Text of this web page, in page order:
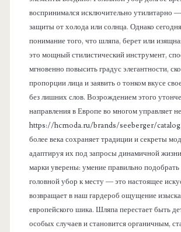
воспринимался исключительно утилитарно —
защиты от холода или солнца. Однако
понимание того, что шляпа, берет или
это мощный стилистический инструмент,
мгновенно повысить градус элегантности,
пропорции лица и заявить о тонком вкусе
без лишних слов. Возрождением этого
направления в Европе во многом управляет
https://hcmoda.ru/brands/seeberger/
более века сохраняет традиции и секреты
адаптируя их под запросы динамичной
марки уверены: умение правильно подобрать
головной убор к месту — это настоящее
возвращает в наш гардероб ощущение
европейского шика. Шляпа перестает быть
особых случаев и становится органичным,